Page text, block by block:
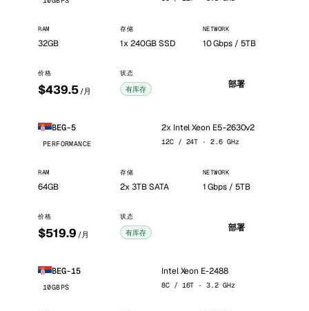
RAM
32GB
存储
1x 240GB SSD
NETWORK
10 Gbps / 5TB
价格
$439.5 /月
状态
有库存 部署
BEG-5
PERFORMANCE
2x Intel Xeon E5-2630v2
12C / 24T · 2.6 GHz
RAM
64GB
存储
2x 3TB SATA
NETWORK
1 Gbps / 5TB
价格
$519.9 /月
状态
有库存 部署
BEG-15
10GBPS
Intel Xeon E-2488
8C / 16T · 3.2 GHz